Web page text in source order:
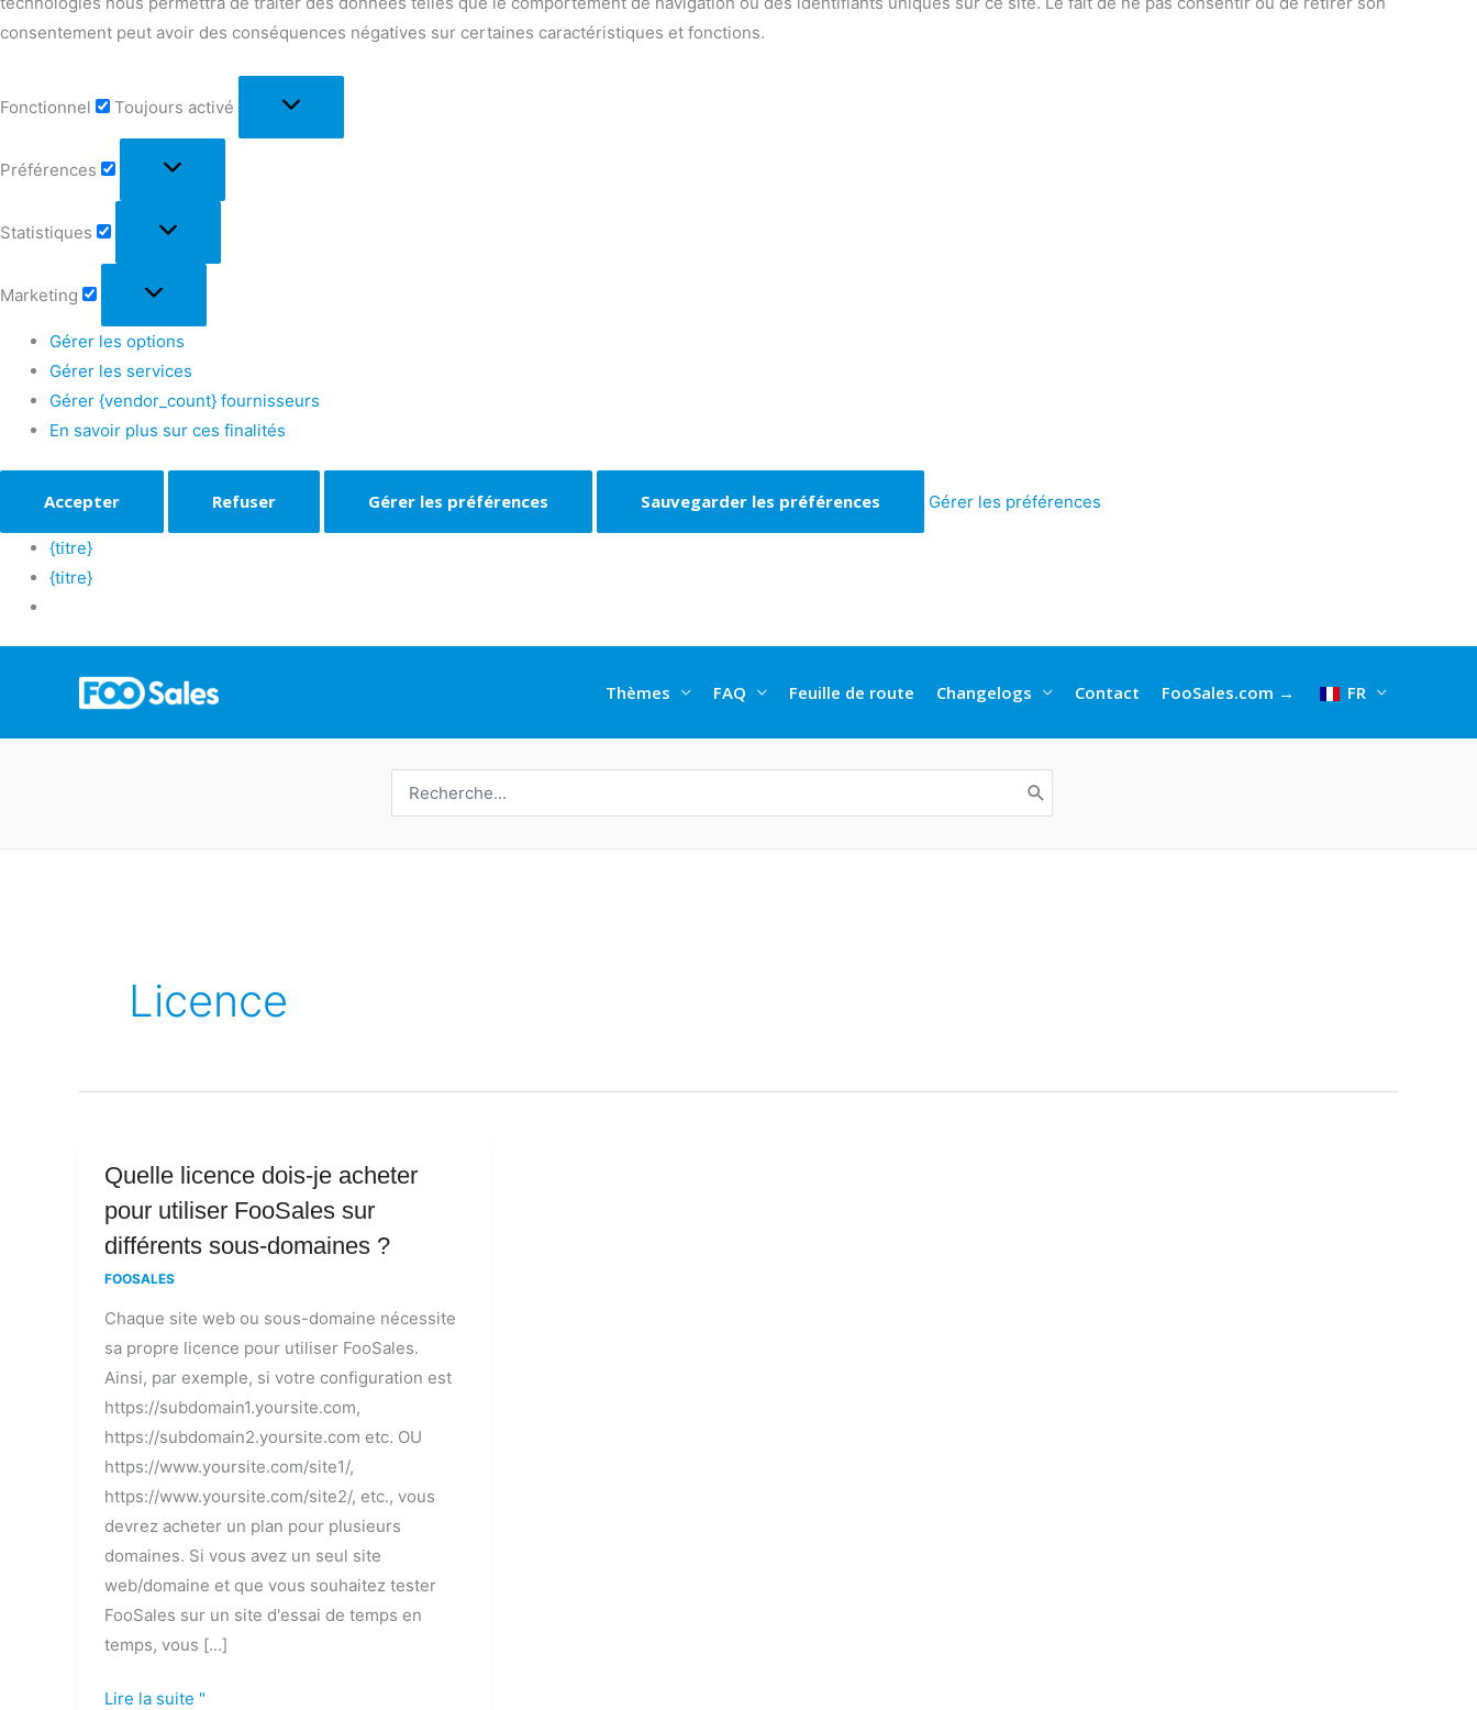
consentement peut avoir des conséquences négatives sur certaines caractéristiques et fonctions.
Fonctionnel Toujours activé
Préférences
Statistiques
Marketing
Gérer les options
Gérer les services
Gérer {vendor_count} fournisseurs
En savoir plus sur ces finalités
Accepter Refuser Gérer les préférences Sauvegarder les préférences Gérer les préférences
{titre}
{titre}
Thèmes FAQ Feuille de route Changelogs Contact FooSales.com → FR
de
:
Licence
Quelle licence dois-je acheter
pour utiliser FooSales sur
différents sous-domaines ?
FOOSALES
Chaque site web ou sous-domaine nécessite
sa propre licence pour utiliser FooSales.
Ainsi, par exemple, si votre configuration est
https://subdomain1.yoursite.com,
https://subdomain2.yoursite.com etc. OU
https://www.yoursite.com/site1/,
https://www.yoursite.com/site2/, etc., vous
devrez acheter un plan pour plusieurs
domaines. Si vous avez un seul site
web/domaine et que vous souhaitez tester
FooSales sur un site d'essai de temps en
temps, vous [...]
Quelle
licence
dois-
pour
utiliser
FooSales
sur
différents
sous-
domaines
?
Lire la suite "